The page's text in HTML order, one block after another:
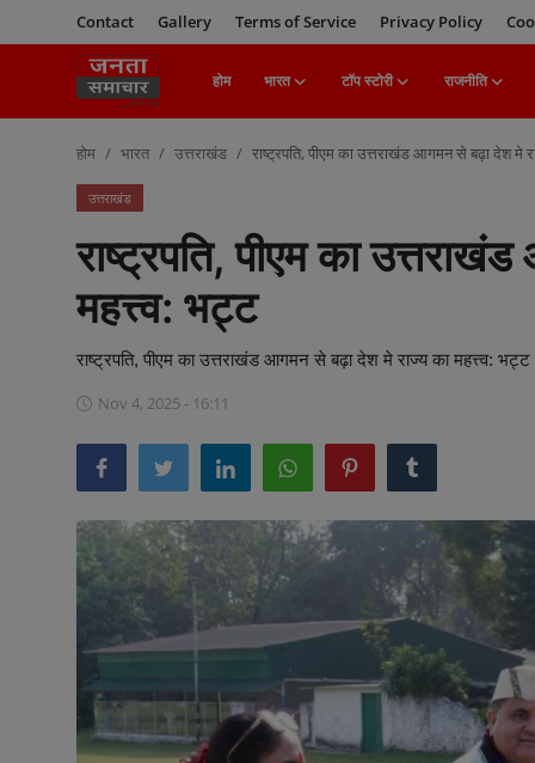
Contact Gallery Terms of Service Privacy Policy
होम भारत टॉप स्टोरी राजनीति
टॉप स्टोरी
टेक्नोलॉजी
होम भारत उत्तराखंड राष्ट्रपति, पीएम का उत्तराखंड आगमन से बढ़ा देश मे
उत्तराखंड
राष्ट्रपति, पीएम का
महत्त्व: भट्ट
राष्ट्रपति, पीएम का उत्तराखंड आगमन से बढ़ा देश मे राज्य का महत्त्व: भट्ट
Nov 4, 2025 - 16:11